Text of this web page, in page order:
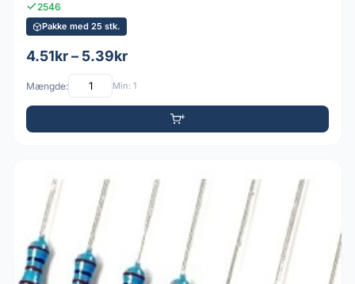
2546
Pakke med 25 stk.
4.51kr – 5.39kr
Mængde: Min: 1